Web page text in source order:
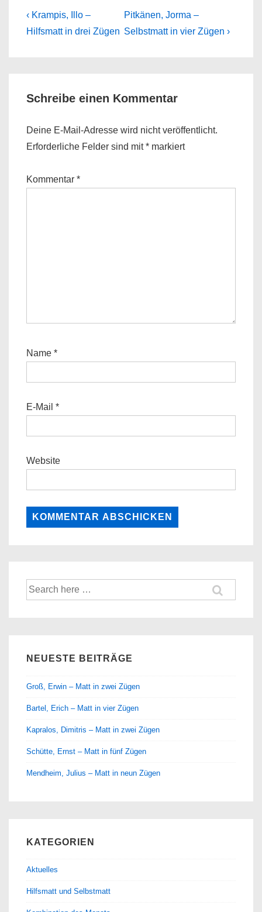
Beitragsnavigation
Previous
Post
‹ Krampis, Illo –
Hilfsmatt in drei Zügen
Next
Post
Pitkänen, Jorma –
Selbstmatt in vier Zügen ›
Schreibe einen Kommentar
Deine E-Mail-Adresse wird nicht veröffentlicht.
Erforderliche Felder sind mit* markiert
Kommentar *
Name *
E-Mail *
Website
Suche
nach:
NEUESTE BEITRÄGE
Groß, Erwin – Matt in zwei Zügen
Bartel, Erich – Matt in vier Zügen
Kapralos, Dimitris – Matt in zwei Zügen
Schütte, Ernst – Matt in fünf Zügen
Mendheim, Julius – Matt in neun Zügen
KATEGORIEN
Aktuelles
Hilfsmatt und Selbstmatt